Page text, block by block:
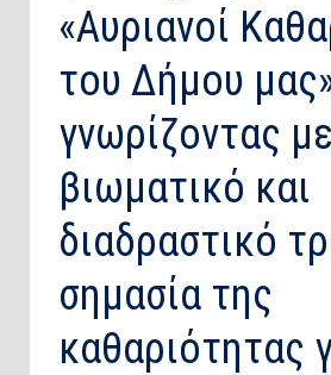
«Αυριανοί
του Δήμου
γνωρίζοντας με
βιωματικό και
διαδραστικό
σημασία της
καθαριότητας